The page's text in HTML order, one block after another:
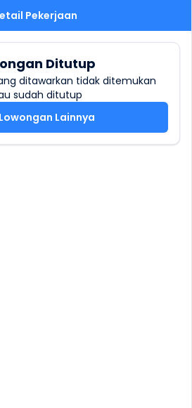
Pekerjaan
Ditutup
ditawarkan tidak ditemukan
sudah ditutup
Lainnya